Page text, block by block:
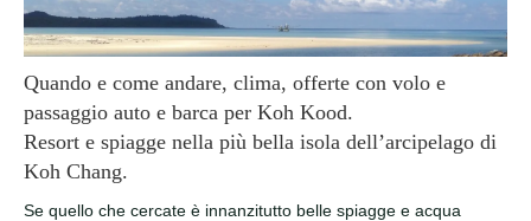
Quando e come andare, clima, offerte con volo e
passaggio auto e barca per Koh Kood.
Resort e spiagge nella più bella isola dell’arcipelago di
Koh Chang.
Se quello che cercate è innanzitutto belle spiagge e acqua